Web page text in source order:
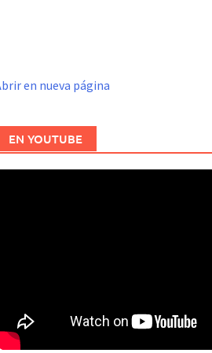
en nueva página
EN YOUTUBE